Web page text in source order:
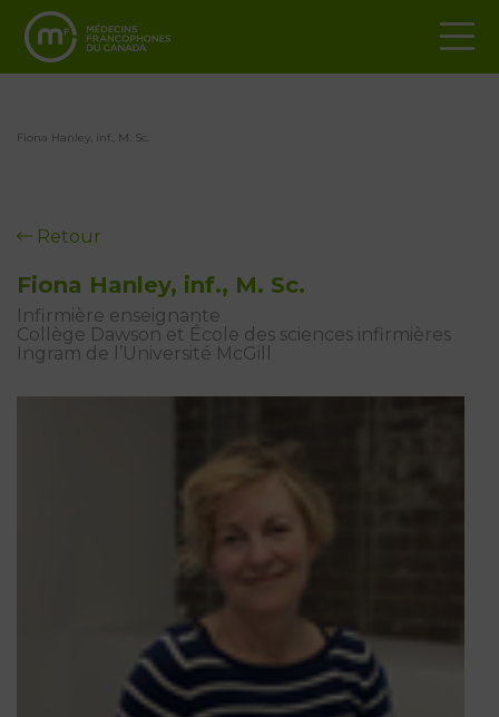
Fiona Hanley, inf., M. Sc.
Retour
Fiona Hanley, inf., M. Sc.
Infirmière enseignante
Collège Dawson et École des sciences infirmières
Ingram de l’Université McGill